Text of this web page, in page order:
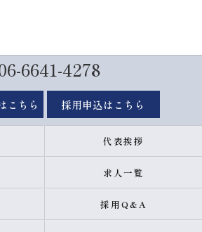
6641-4278
こちら 採用申込はこちら
代表挨拶
求人一覧
採用Q&A